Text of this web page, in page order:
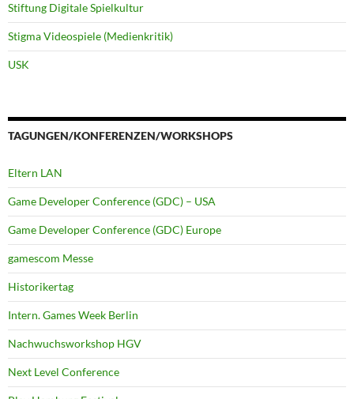
Stiftung Digitale Spielkultur
Stigma Videospiele (Medienkritik)
USK
TAGUNGEN/KONFERENZEN/WORKSHOPS
Eltern LAN
Game Developer Conference (GDC) – USA
Game Developer Conference (GDC) Europe
gamescom Messe
Historikertag
Intern. Games Week Berlin
Nachwuchsworkshop HGV
Next Level Conference